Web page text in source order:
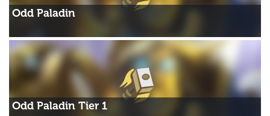
Odd Paladin
Odd Paladin Tier 1